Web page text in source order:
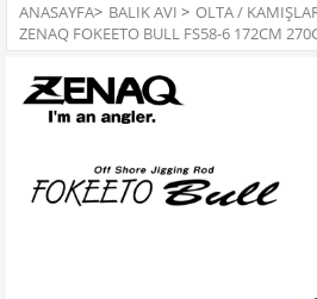
ANASAYFA> BALIK AVI > OLTA /
ZENAQ FOKEETO BULL FS58-6 172CM